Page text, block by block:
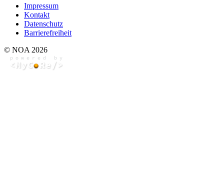
Impressum
Kontakt
Datenschutz
Barrierefreiheit
© NOA 2026